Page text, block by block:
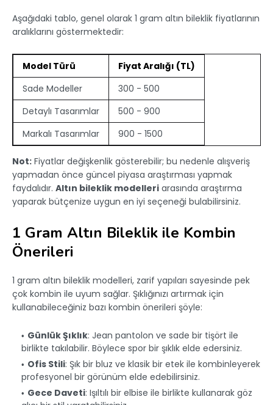
Aşağıdaki tablo, genel olarak 1 gram altın bileklik fiyatlarının
aralıklarını göstermektedir:
Model Türü
Fiyat Aralığı (TL)
Sade Modeller
300 - 500
Detaylı Tasarımlar
500 - 900
Markalı Tasarımlar
900 - 1500
Not: Fiyatlar değişkenlik gösterebilir; bu nedenle alışveriş
yapmadan önce güncel piyasa araştırması yapmak
faydalıdır. Altın bileklik modelleri arasında araştırma
yaparak bütçenize uygun en iyi seçeneği bulabilirsiniz.
1 Gram Altın Bileklik ile Kombin
Önerileri
1 gram altın bileklik modelleri, zarif yapıları sayesinde pek
çok kombin ile uyum sağlar. Şıklığınızı artırmak için
kullanabileceğiniz bazı kombin önerileri şöyle:
Günlük Şıklık: Jean pantolon ve sade bir tişört ile
birlikte takılabilir. Böylece spor bir şıklık elde edersiniz.
Ofis Stili: Şık bir bluz ve klasik bir etek ile kombinleyerek
profesyonel bir görünüm elde edebilirsiniz.
Gece Daveti: Işıltılı bir elbise ile birlikte kullanarak göz